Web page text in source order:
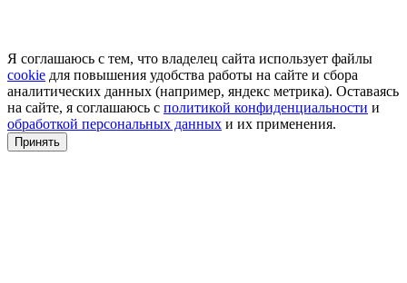
Я соглашаюсь с тем, что владелец сайта использует файлы
cookie для повышения удобства работы на сайте и сбора
аналитических данных (например, яндекс метрика). Оставаясь
на сайте, я соглашаюсь с политикой конфиденциальности и
обработкой персональных данных и их применения.
Принять